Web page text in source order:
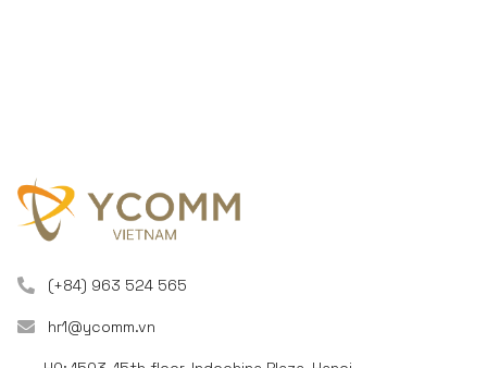
(+84) 963 524 565
hr1@ycomm.vn